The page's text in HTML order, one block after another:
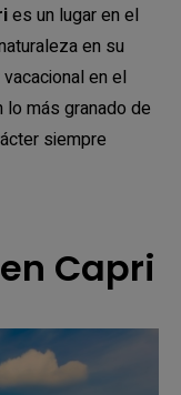
es un lugar en el
en su
en el
más granado de
siempre
Capri